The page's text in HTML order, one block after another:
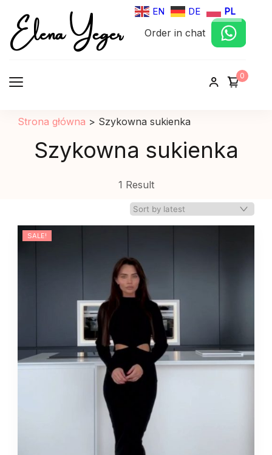
EN DE PL
Elena Yeger
Sklep internetowy odziez damska
Order in chat
0
Strona główna > Szykowna sukienka
Szykowna sukienka
1 Result
SALE!